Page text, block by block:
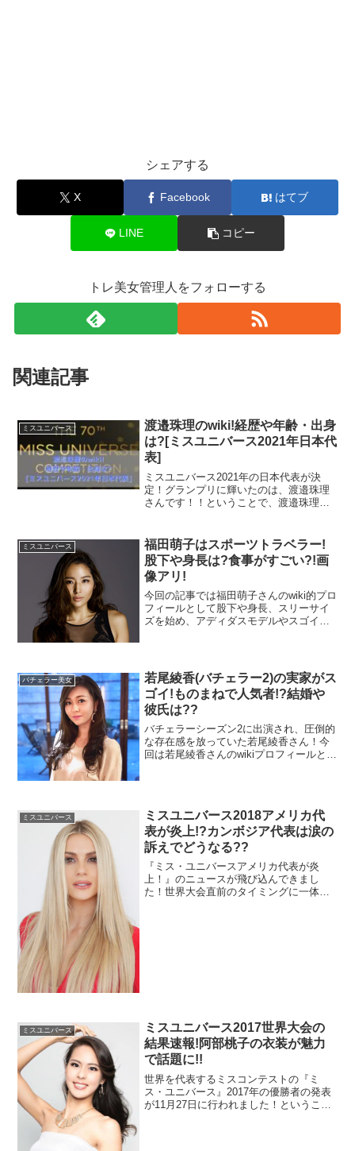
シェアする
X Facebook はてブ
LINE コピー
トレ美女管理人をフォローする
関連記事
ミスユニバース
渡邉珠理のwiki!経歴や年齢・出身
は?[ミスユニバース2021年日本代
表]
ミスユニバース2021年の日本代表が決
定！グランプリに輝いたのは、渡邉珠理
さんです！！ということで、渡邉珠理さ
ミスユニバース
福田萌子はスポーツトラベラー!
股下や身長は?食事がすごい?!画
像アリ!
今回の記事では福田萌子さんのwiki的プロ
フィールとして股下や身長、スリーサイ
ズを始め、アディダスモデルやスゴイと
バチェラー美女
若尾綾香(バチェラー2)の実家がス
ゴイ!ものまねで人気者!?結婚や
彼氏は??
バチェラーシーズン2に出演され、圧倒的
な存在感を放っていた若尾綾香さん！今
回は若尾綾香さんのwikiプロフィールとし
て、若尾綾香さんの現在の彼氏や結婚に
ついても徹底調査していきます！
ミスユニバース
ミスユニバース2018アメリカ代
表が炎上!?カンボジア代表は涙の
訴えでどうなる??
『ミス・ユニバースアメリカ代表が炎
上！』のニュースが飛び込んできまし
た！世界大会直前のタイミングに一体何
ミスユニバース
ミスユニバース2017世界大会の
結果速報!阿部桃子の衣装が魅力
で話題に!!
世界を代表するミスコンテストの『ミ
ス・ユニバース』2017年の優勝者の発表
が11月27日に行われました！ということ